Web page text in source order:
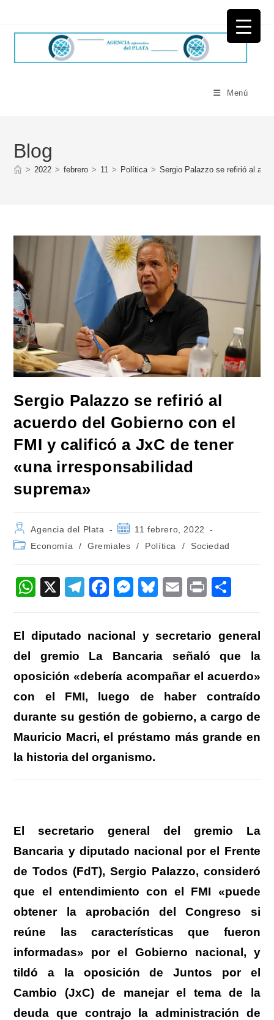
Menú
Blog
> 2022 > febrero > 11 > Política > Sergio Palazzo se refirió al
Sergio Palazzo se refirió al
acuerdo del Gobierno con el
FMI y calificó a JxC de tener
«una irresponsabilidad
suprema»
Autor
de
la
Agencia del Plata
Publicación
la
11 febrero, 2022
Categoría
entrada:
Economía / Gremiales / Política / Sociedad
W
at
s
A
p
p
X
T
gr
a
m
F
c
e
b
o
o
k
M
ss
e
n
g
er
Bl
sk
y
E
ail
Pr
p
ar
tir
El diputado nacional y secretario general
del gremio La Bancaria señaló que la
oposición «debería acompañar el acuerdo»
con el FMI, luego de haber contraído
durante su gestión de gobierno, a cargo de
Mauricio Macri, el préstamo más grande en
la historia del organismo.
El secretario general del gremio La
Bancaria y diputado nacional por el Frente
de Todos (FdT), Sergio Palazzo, consideró
que el entendimiento con el FMI «puede
obtener la aprobación del Congreso si
reúne las características que fueron
informadas» por el Gobierno nacional, y
tildó a la oposición de Juntos por el
Cambio (JxC) de manejar el tema de la
deuda que contrajo la administración de